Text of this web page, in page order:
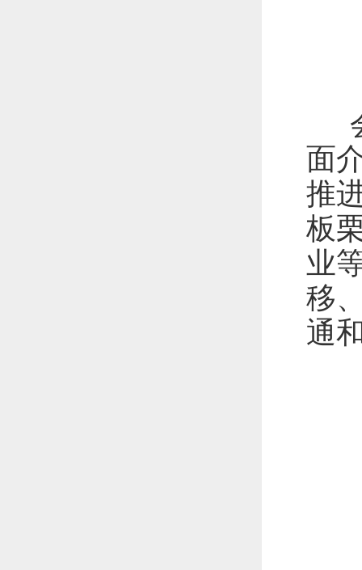
会
面
推
板
业
移
通